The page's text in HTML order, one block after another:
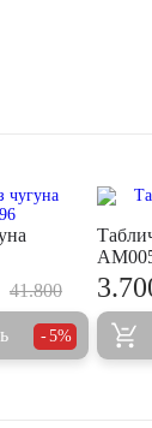
41.800
5%